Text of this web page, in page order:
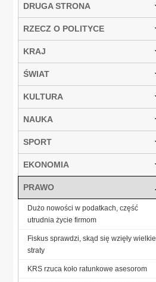
DRUGA STRONA
RZECZ O POLITYCE
KRAJ
ŚWIAT
KULTURA
NAUKA
SPORT
EKONOMIA
PRAWO
Dużo nowości w podatkach, część
utrudnia życie firmom
Fiskus sprawdzi, skąd się wzięły wielkie
straty
KRS rzuca koło ratunkowe asesorom